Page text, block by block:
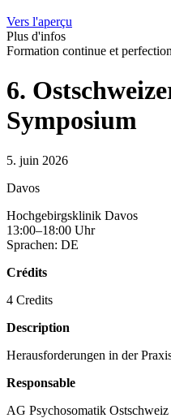
Vers l'aperçu
Plus d'infos
Formation continue et
6.
Symposium
5. juin 2026
Davos
Hochgebirgsklinik Davos
13:00–18:00 Uhr
Sprachen: DE
Crédits
4 Credits
Description
Herausforderungen in der
Responsable
AG Psychosomatik Ostschweiz